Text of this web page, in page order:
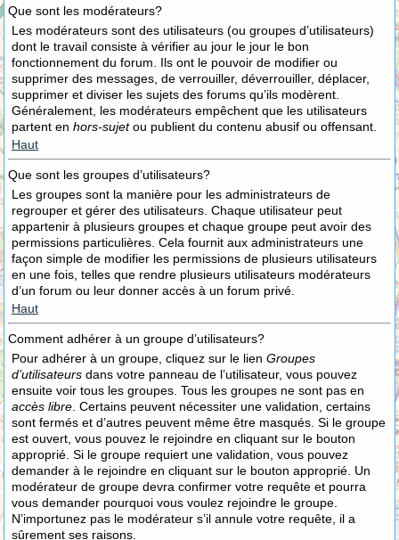
Que sont les modérateurs?
Les modérateurs sont des utilisateurs (ou groupes d’utilisateurs)
dont le travail consiste à vérifier au jour le jour le bon
fonctionnement du forum. Ils ont le pouvoir de modifier ou
supprimer des messages, de verrouiller, déverrouiller, déplacer,
supprimer et diviser les sujets des forums qu’ils modèrent.
Généralement, les modérateurs empêchent que les utilisateurs
partent en hors-sujetou publient du contenu abusif ou offensant.
Haut
Que sont les groupes d’utilisateurs?
Les groupes sont la manière pour les administrateurs de
regrouper et gérer des utilisateurs. Chaque utilisateur peut
appartenir à plusieurs groupes et chaque groupe peut avoir des
permissions particulières. Cela fournit aux administrateurs une
façon simple de modifier les permissions de plusieurs utilisateurs
en une fois, telles que rendre plusieurs utilisateurs modérateurs
d’un forum ou leur donner accès à un forum privé.
Haut
Comment adhérer à un groupe d’utilisateurs?
Pour adhérer à un groupe, cliquez sur le lien Groupes
d’utilisateurs dans votre panneau de l’utilisateur, vous pouvez
ensuite voir tous les groupes. Tous les groupes ne sont pas en
accès libre . Certains peuvent nécessiter une validation, certains
sont fermés et d’autres peuvent même être masqués. Si le groupe
est ouvert, vous pouvez le rejoindre en cliquant sur le bouton
approprié. Si le groupe requiert une validation, vous pouvez
demander à le rejoindre en cliquant sur le bouton approprié. Un
modérateur de groupe devra confirmer votre requête et pourra
vous demander pourquoi vous voulez rejoindre le groupe.
N’importunez pas le modérateur s’il annule votre requête, il a
sûrement ses raisons.